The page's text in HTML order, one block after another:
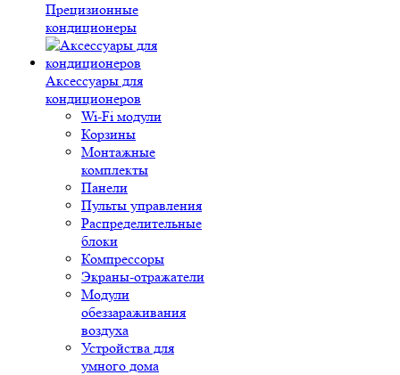
Прецизионные
кондиционеры
Аксессуары для
кондиционеров
Wi-Fi модули
Корзины
Монтажные
комплекты
Панели
Пульты управления
Распределительные
блоки
Компрессоры
Экраны-отражатели
Модули
обеззараживания
воздуха
Устройства для
умного дома